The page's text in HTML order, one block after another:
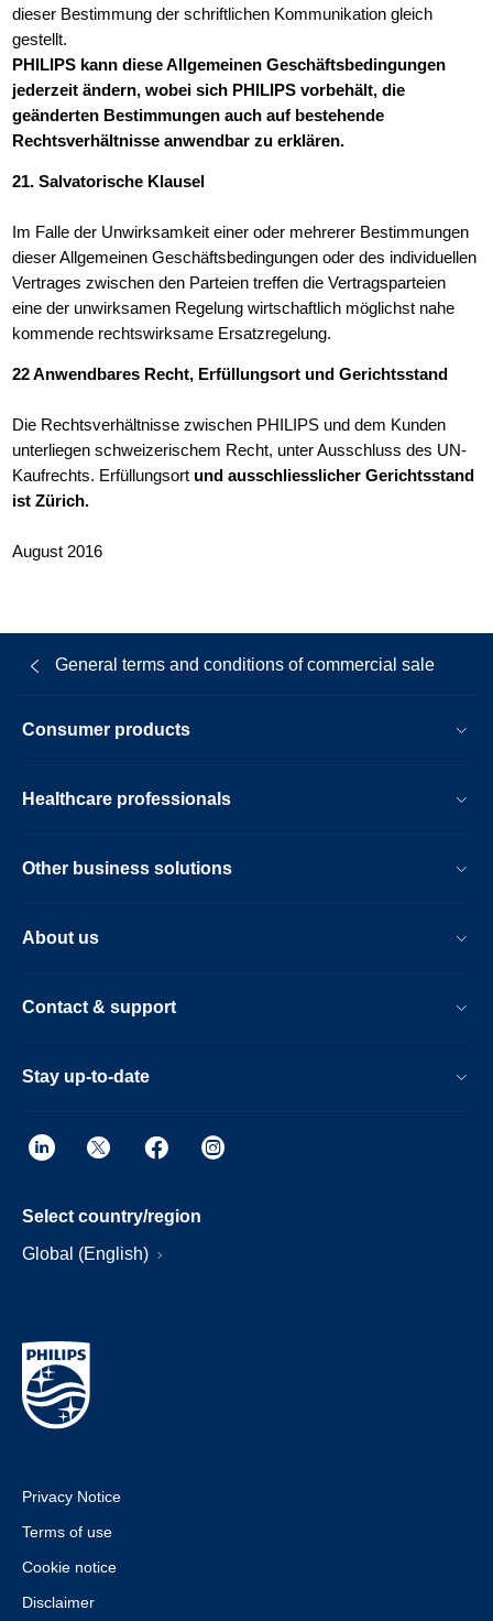
dieser Bestimmung der schriftlichen Kommunikation gleich
gestellt.
PHILIPS kann diese Allgemeinen Geschäftsbedingungen
jederzeit ändern, wobei sich PHILIPS vorbehält, die
geänderten Bestimmungen auch auf bestehende
Rechtsverhältnisse anwendbar zu erklären.
21. Salvatorische Klausel
Im Falle der Unwirksamkeit einer oder mehrerer Bestimmungen
dieser Allgemeinen Geschäftsbedingungen oder des individuellen
Vertrages zwischen den Parteien treffen die Vertragsparteien
eine der unwirksamen Regelung wirtschaftlich möglichst nahe
kommende rechtswirksame Ersatzregelung.
22 Anwendbares Recht, Erfüllungsort und Gerichtsstand
Die Rechtsverhältnisse zwischen PHILIPS und dem Kunden
unterliegen schweizerischem Recht, unter Ausschluss des UN-
Kaufrechts. Erfüllungsort und ausschliesslicher Gerichtsstand
ist Zürich.
August 2016
General terms and conditions of commercial sale
Consumer products
Healthcare professionals
Other business solutions
About us
Contact & support
Stay up-to-date
Select country/region
Global (English)
Privacy Notice
Terms of use
Cookie notice
Disclaimer